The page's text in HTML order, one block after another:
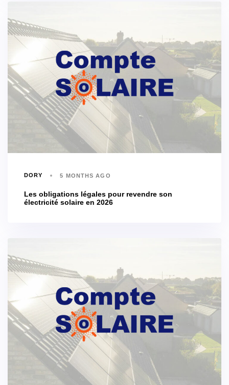
DORY 5 MONTHS AGO
Les obligations légales pour revendre son
électricité solaire en 2026